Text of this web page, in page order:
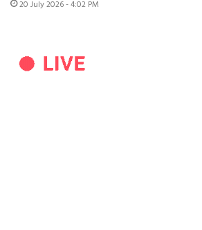
20 July 2026 - 4:02 PM